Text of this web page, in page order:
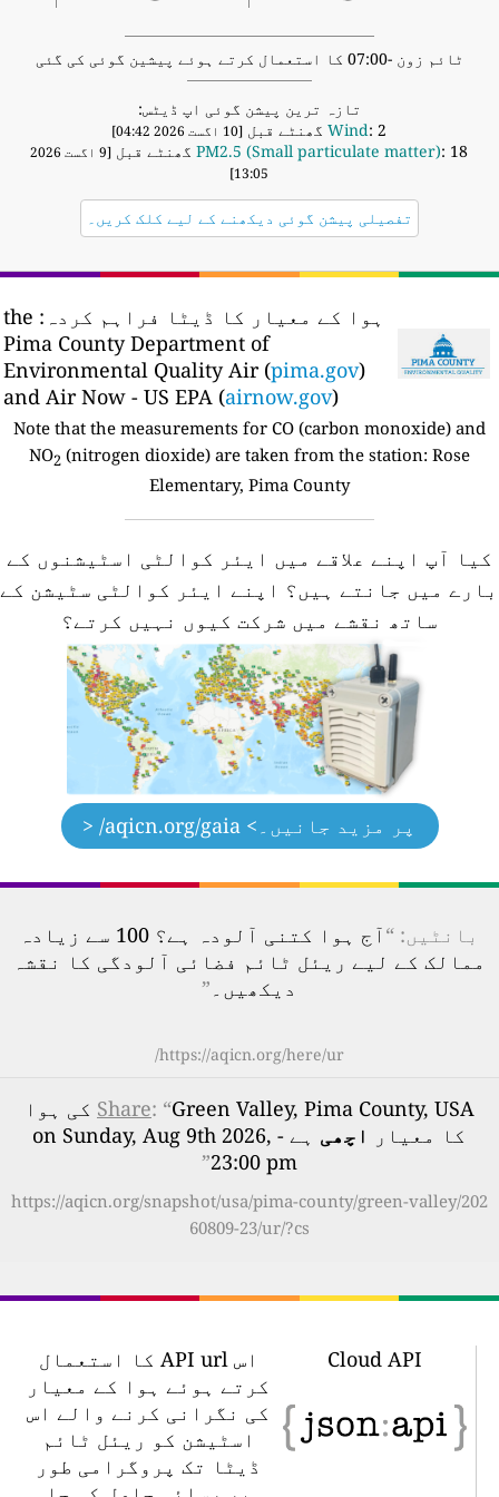
ٹائم زون -07:00 کا استعمال کرتے ہوئے پیشین گوئی کی گئی
تازہ ترین پیشن گوئی اپ ڈیٹس:
Wind : 2 گھنٹے قبل [10 اگست 2026 04:42]
PM2.5 (Small particulate matter) : 18 گھنٹے قبل
[9 اگست 2026
13:05]
تفصیلی پیشن گوئی دیکھنے کے لیے کلک کریں۔
ہوا کے معیار کا ڈیٹا فراہم کردہ:
the
Pima County Department of
Environmental Quality Air (pima.gov)
and Air Now - US EPA (airnow.gov)
Note that the measurements for CO (carbon monoxide) and
NO2(nitrogen dioxide) are taken from the station:Rose
Elementary, Pima County
کیا آپ اپنے علاقے میں ایئر کوالٹی اسٹیشنوں کے
میں جانتے ہیں؟
اپنے ایئر کوالٹی سٹیشن کے
ساتھ نقشے میں شرکت کیوں نہیں کرتے؟
پر مزید جانیں۔> aqicn.org/gaia/ <
بانٹیں: “
آج ہوا کتنی آلودہ ہے؟ 100 سے زیادہ
ممالک کے لیے ریئل ٹائم فضائی آلودگی کا نقشہ
دیکھیں۔”
https://aqicn.org/here/ur/
Share : “
Green Valley, Pima County, USA کی ہوا
کا معیار
اچھی
ہے - on Sunday, Aug 9th 2026,
23:00 pm
”
https://aqicn.org/snapshot/usa/pima-county/green-valley/202
60809-23/ur/?cs
Cloud API
اس API url کا استعمال
کرتے ہوئے ہوا کے معیار
کی نگرانی کرنے والے اس
اسٹیشن کو ریئل ٹائم
ڈیٹا تک پروگرامی طور